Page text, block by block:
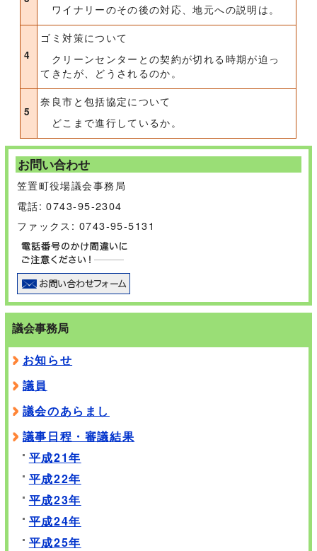
ワイナリーのその後の対応、地元への説明は。
4
ゴミ対策について
クリーンセンターとの契約が切れる時期が迫っ
てきたが、どうされるのか。
5
奈良市と包括協定について
どこまで進行しているか。
お問い合わせ
笠置町役場議会事務局
電話: 0743-95-2304
ファックス: 0743-95-5131
議会事務局
お知らせ
議員
議会のあらまし
議事日程・審議結果
平成21年
平成22年
平成23年
平成24年
平成25年